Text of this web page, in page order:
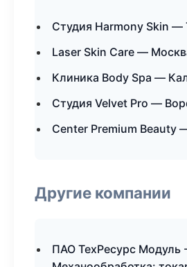
Студия Harmony Skin —
Laser Skin Care —
Клиника Body Spa —
Студия Velvet Pro —
Center Premium Beauty
Другие компании
ПАО ТехРесурс Модуль